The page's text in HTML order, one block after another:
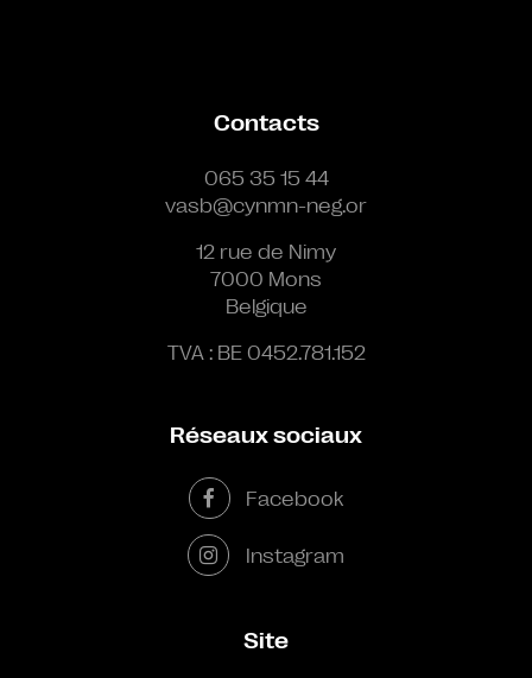
Contacts
065 35 15 44
vasb@cynmn-neg.or
12 rue de Nimy
7000 Mons
Belgique
TVA : BE 0452.781.152
Réseaux sociaux
Facebook
Instagram
Site